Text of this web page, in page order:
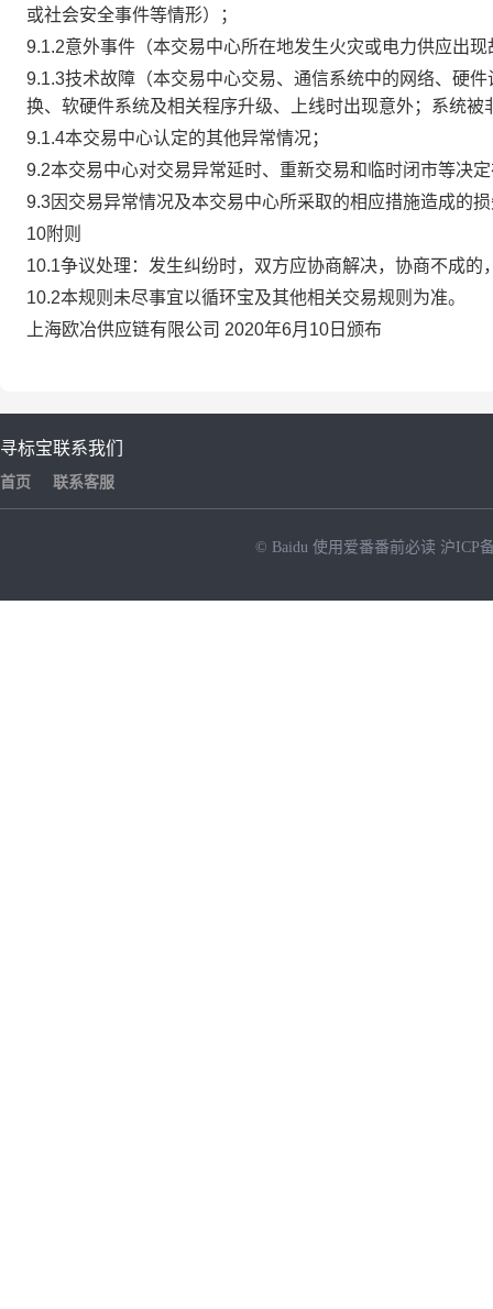
或社会安全事件等情形）；
9.1.2意外事件（本交易中心所在地发生火灾或电力供应出
9.1.3技术故障（本交易中心交易、通信系统中的网络、硬
换、软硬件系统及相关程序升级、上线时出现意外；系统
9.1.4本交易中心认定的其他异常情况；
9.2本交易中心对交易异常延时、重新交易和临时闭市等决
9.3因交易异常情况及本交易中心所采取的相应措施造成的
10附则
10.1争议处理：发生纠纷时，双方应协商解决，协商不成
10.2本规则未尽事宜以循环宝及其他相关交易规则为准。
上海欧冶供应链有限公司 2020年6月10日颁布
寻标宝
首页
联系我们
联系客服
© Baidu 使用爱番番前必读 沪ICP